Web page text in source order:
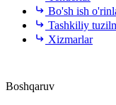
Bo'sh ish
Tashkiliy
Xizmarlar
Boshqaruv